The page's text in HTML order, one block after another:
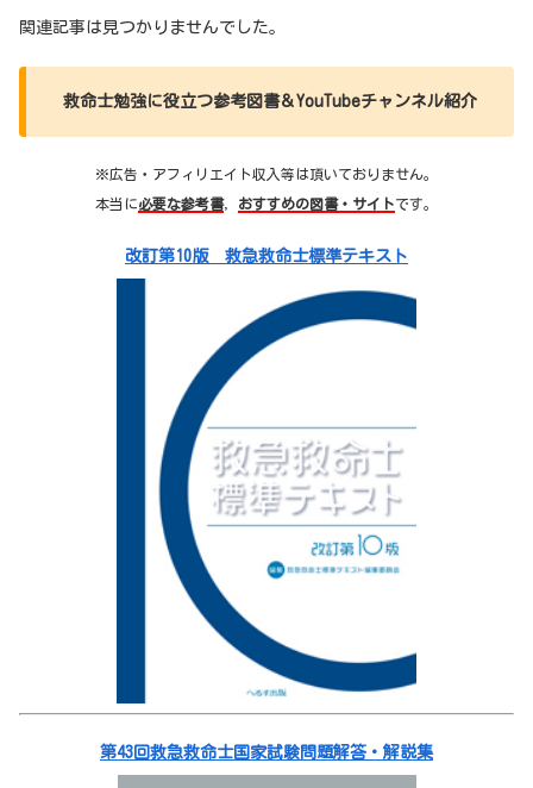
関連記事は見つかりませんでした。
救命士勉強に役立つ参考図書＆YouTubeチャンネル紹介
※広告・アフィリエイト収入等は頂いておりません。
本当に必要な参考書， おすすめの図書・サイトです。
改訂第10版 救急救命士標準テキスト
第43回救急救命士国家試験問題解答・解説集